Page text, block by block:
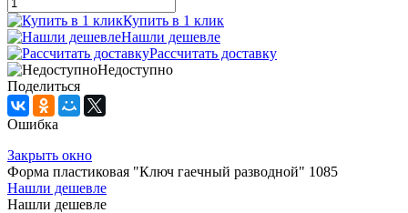
Купить в 1 клик
Нашли дешевле
Рассчитать доставку
Недоступно
Поделиться
Ошибка
Закрыть окно
Форма пластиковая "Ключ гаечный разводной" 1085
Нашли дешевле
Нашли дешевле